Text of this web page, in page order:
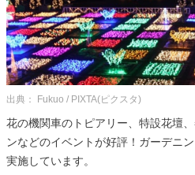
出典： Fukuo / PIXTA(ピクスタ)
花の機関車のトピアリー、特設花壇
ンなどのイベントが好評！ガーデニ
実施しています。